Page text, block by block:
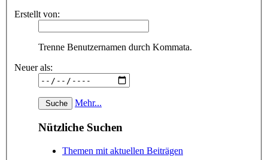
Erstellt von:
Trenne Benutzernamen durch Kommata.
Neuer als:
Mehr...
Nützliche Suchen
Themen mit aktuellen Beiträgen